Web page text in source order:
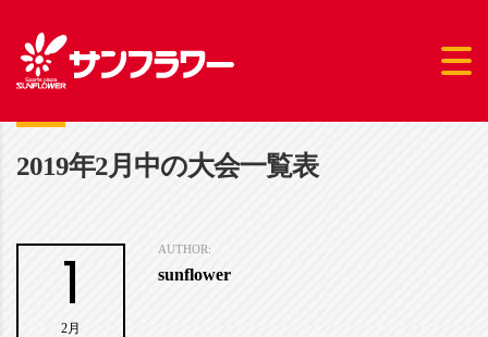
2019年2月中の大会一覧表
1
2月
AUTHOR:
sunflower